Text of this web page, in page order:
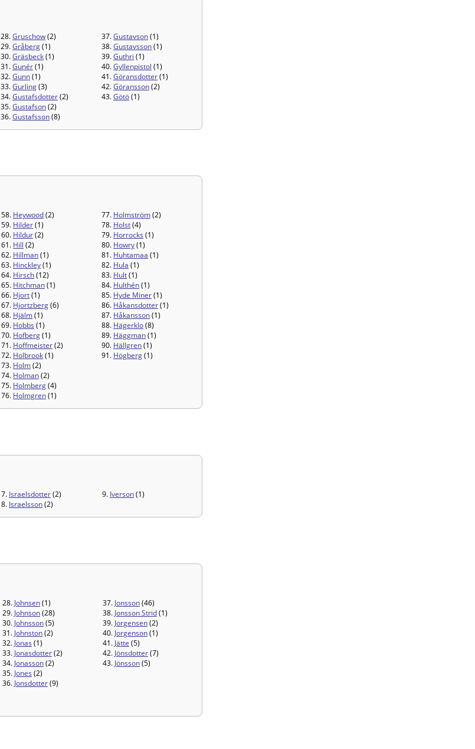
28.Gruschow(2)
29.Gråberg(1)
30.Gräsbeck(1)
31.Gunér(1)
32.Gunn(1)
33.Gurling(3)
34.Gustafsdotter(2)
35.Gustafson(2)
36.Gustafsson(8)
37.Gustavson(1)
38.Gustavsson(1)
39.Guthri (1)
40.Gyllenpistol (1)
41.Göransdotter(1)
42.Göransson(2)
43.Götö(1)
58. Heywood(2)
59. Hilder(1)
60. Hildur(2)
61. Hill (2)
62. Hillman(1)
63. Hinckley(1)
64. Hirsch(12)
65. Hitchman(1)
66. Hjort(1)
67. Hjortzberg(6)
68. Hjälm(1)
69. Hobbs (1)
70. Hofberg(1)
71. Hoffmeister(2)
72. Holbrook(1)
73. Holm(2)
74. Holman(2)
75. Holmberg(4)
76. Holmgren(1)
77. Holmström(2)
78. Holst(4)
79. Horrocks (1)
80. Howry(1)
81. Huhtamaa (1)
82. Hula (1)
83. Hult(1)
84. Hulthén(1)
85. Hyde Miner(1)
86. Håkansdotter(1)
87. Håkansson(1)
88. Hägerklo(8)
89. Häggman(1)
90. Hällgren(1)
91. Högberg(1)
7. Israelsdotter(2)
8. Israelsson(2)
9. Iverson(1)
28. Johnsen(1)
29. Johnson(28)
30. Johnsson(5)
31. Johnston(2)
32. Jonas (1)
33. Jonasdotter(2)
34. Jonasson(2)
35. Jones (2)
36. Jonsdotter(9)
37. Jonsson(46)
38. Jonsson Strid(1)
39. Jorgensen(2)
40. Jorgenson(1)
41. Jätte (5)
42. Jönsdotter(7)
43. Jönsson(5)